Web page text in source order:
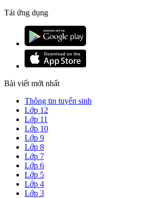
Tải ứng dụng
Bài viết mới nhất
Thông tin tuyển sinh
Lớp 12
Lớp 11
Lớp 10
Lớp 9
Lớp 8
Lớp 7
Lớp 6
Lớp 5
Lớp 4
Lớp 3